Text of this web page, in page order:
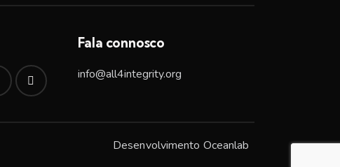
Fala connosco
info@all4integrity.org
Desenvolvimento Oceanlab